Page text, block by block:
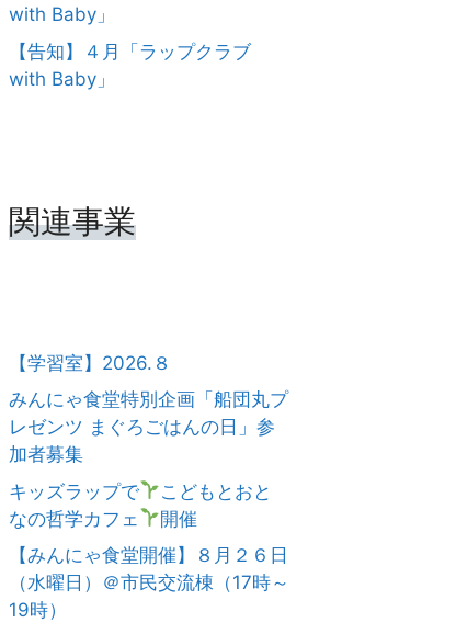
with Baby」
【告知】４月「ラップクラブ
with Baby」
関連事業
【学習室】2026.８
みんにゃ食堂特別企画「船団丸プ
レゼンツ まぐろごはんの日」参
加者募集
キッズラップで
こどもとおと
なの哲学カフェ
開催
【みんにゃ食堂開催】８月２６日
（水曜日）＠市民交流棟（17時～
19時）